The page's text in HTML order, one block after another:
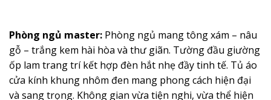
Phòng ngủ master: Phòng ngủ mang tông xám – nâu
gỗ – trắng kem hài hòa và thư giãn. Tường đầu giường
ốp lam trang trí kết hợp đèn hắt nhẹ đầy tinh tế. Tủ áo
cửa kính khung nhôm đen mang phong cách hiện đại
và sang trọng. Không gian vừa tiện nghi, vừa thể hiện